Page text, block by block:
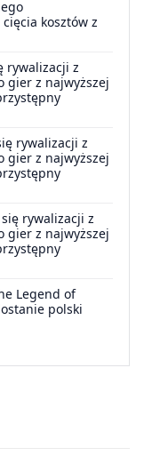
kosztów z
rywalizacji z
gier z najwyższej
rywalizacji z
gier z najwyższej
rywalizacji z
gier z najwyższej
Legend of
polski